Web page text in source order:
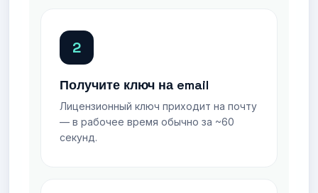
2
Получите ключ на email
Лицензионный ключ приходит на почту
— в рабочее время обычно за ~60
секунд.